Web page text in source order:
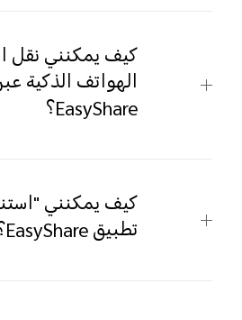
كيف يمكنني نقل
الهواتف الذكية
EasyShare؟
كيف يمكنني
تطبيق EasyShare؟